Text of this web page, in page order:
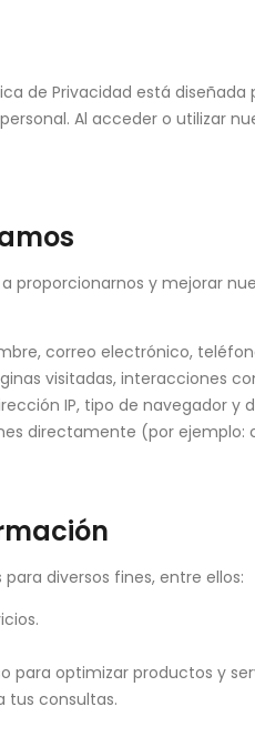
de Privacidad está
Al acceder o utilizar
proporcionarnos y mejorar
correo electrónico,
visitadas, interacciones
IP, tipo de navegador y
directamente (por ejemplo:
diversos fines, entre ellos:
para optimizar productos y
tus consultas.